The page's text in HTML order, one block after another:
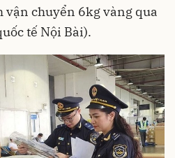
vận chuyển 6kg vàng qua
tế Nội Bài).